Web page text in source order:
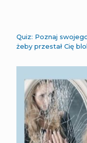
Quiz: Poznaj
żeby przestał Cię